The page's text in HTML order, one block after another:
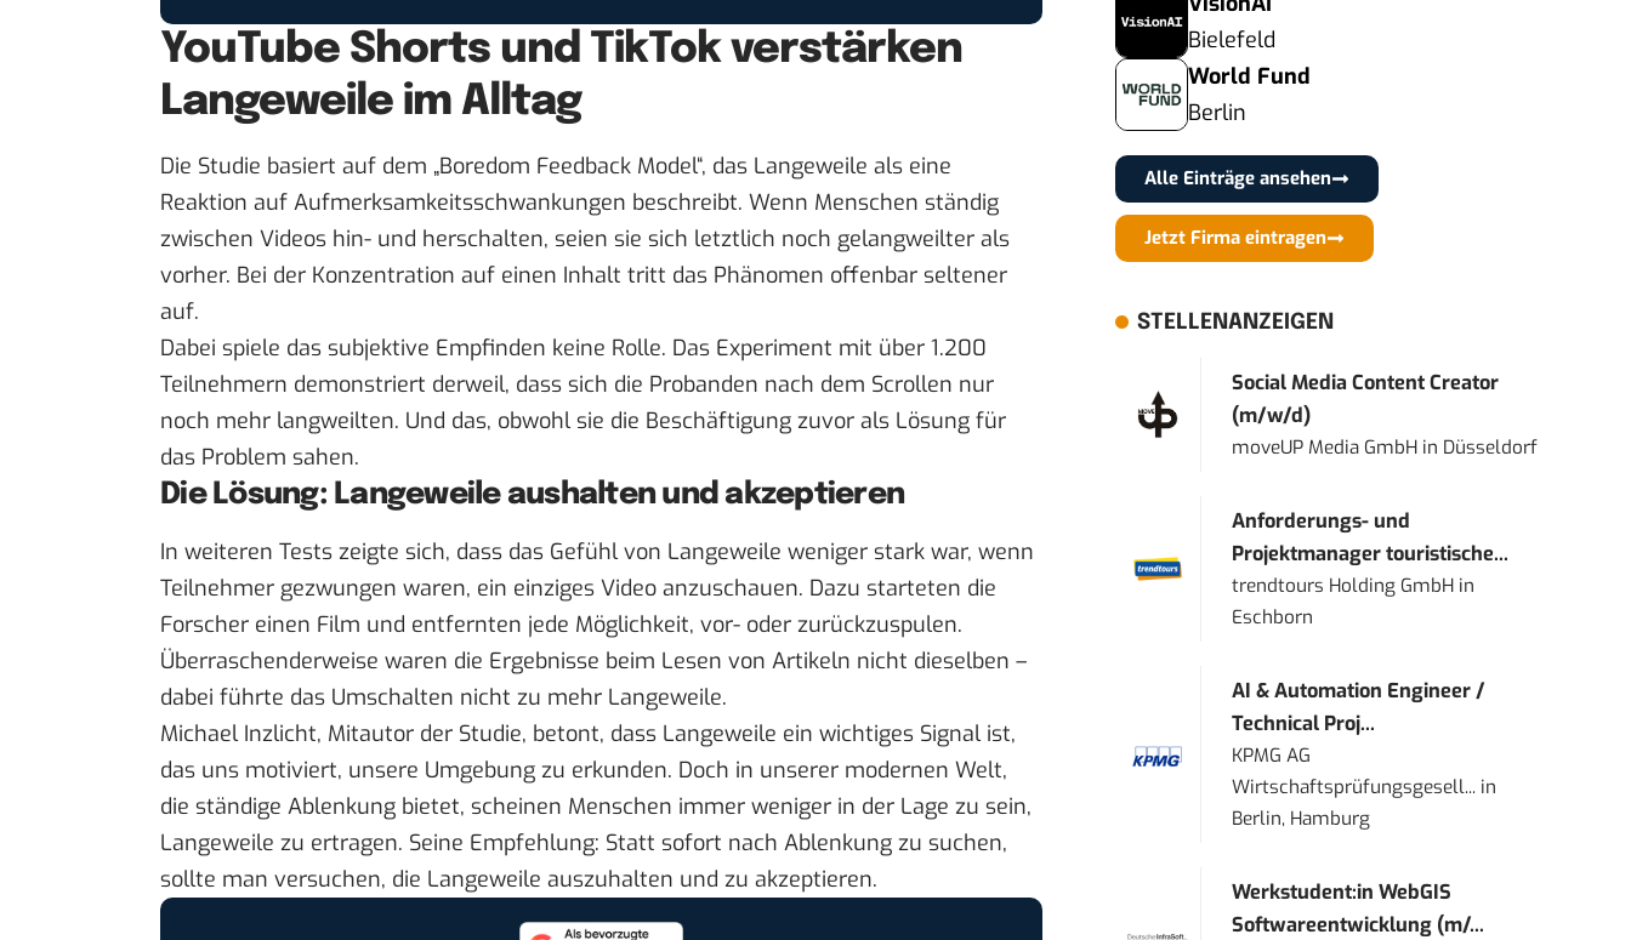
YouTube Shorts und TikTok verstärken
Langeweile im Alltag
Die Studie basiert auf dem „Boredom Feedback Model“, das Langeweile als eine
Reaktion auf Aufmerksamkeitsschwankungen beschreibt. Wenn Menschen ständig
zwischen Videos hin- und herschalten, seien sie sich letztlich noch gelangweilter als
vorher. Bei der Konzentration auf einen Inhalt tritt das Phänomen offenbar seltener
auf.
Dabei spiele das subjektive Empfinden keine Rolle. Das Experiment mit über 1.200
Teilnehmern demonstriert derweil, dass sich die Probanden nach dem Scrollen nur
noch mehr langweilten. Und das, obwohl sie die Beschäftigung zuvor als Lösung für
das Problem sahen.
Die Lösung: Langeweile aushalten und akzeptieren
In weiteren Tests zeigte sich, dass das Gefühl von Langeweile weniger stark war, wenn
Teilnehmer gezwungen waren, ein einziges Video anzuschauen. Dazu starteten die
Forscher einen Film und entfernten jede Möglichkeit, vor- oder zurückzuspulen.
Überraschenderweise waren die Ergebnisse beim Lesen von Artikeln nicht dieselben –
dabei führte das Umschalten nicht zu mehr Langeweile.
Michael Inzlicht, Mitautor der Studie, betont, dass Langeweile ein wichtiges Signal ist,
das uns motiviert, unsere Umgebung zu erkunden. Doch in unserer modernen Welt,
die ständige Ablenkung bietet, scheinen Menschen immer weniger in der Lage zu sein,
Langeweile zu ertragen. Seine Empfehlung: Statt sofort nach Ablenkung zu suchen,
sollte man versuchen, die Langeweile auszuhalten und zu akzeptieren.
Bielefeld
World Fund
Berlin
Alle Einträge ansehen
Jetzt Firma eintragen
STELLENANZEIGEN
Social Media Content Creator
(m/w/d)
moveUP Media GmbH in Düsseldorf
Anforderungs- und
Projektmanager touristische...
trendtours Holding GmbH in
Eschborn
AI & Automation Engineer /
Technical Proj...
KPMG AG
Wirtschaftsprüfungsgesell... in
Berlin, Hamburg
Werkstudent:in WebGIS
Softwareentwicklung (m/...